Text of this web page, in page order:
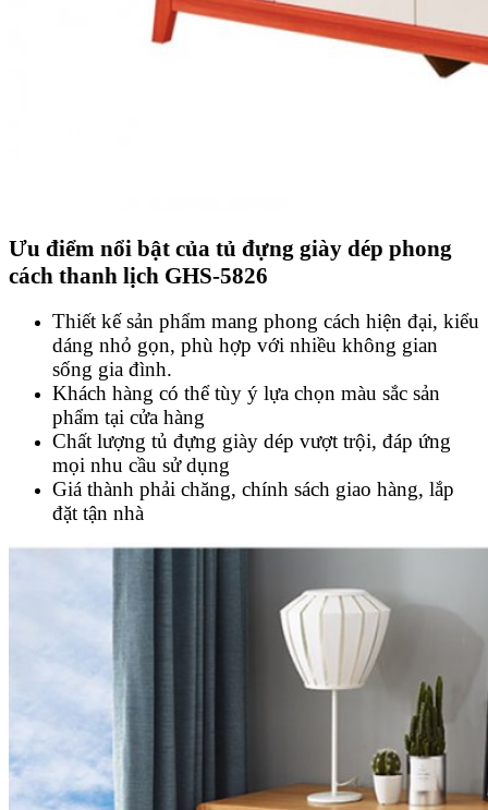
Ưu điểm nổi bật của tủ đựng giày dép phong
cách thanh lịch GHS-5826
Thiết kế sản phẩm mang phong cách hiện đại, kiểu
dáng nhỏ gọn, phù hợp với nhiều không gian
sống gia đình.
Khách hàng có thể tùy ý lựa chọn màu sắc sản
phẩm tại cửa hàng
Chất lượng tủ đựng giày dép vượt trội, đáp ứng
mọi nhu cầu sử dụng
Giá thành phải chăng, chính sách giao hàng, lắp
đặt tận nhà